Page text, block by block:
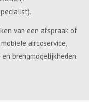
van een afspraak of
aircoservice,
brengmogelijkheden.